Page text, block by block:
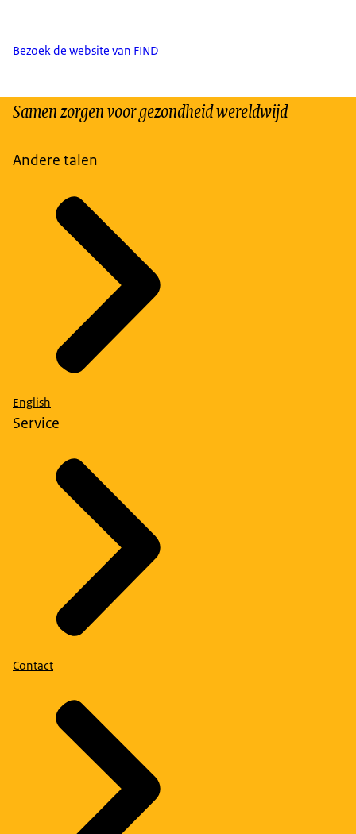
Bezoek de website van FIND
Samen zorgen voor gezondheid wereldwijd
Andere talen
English
Service
Contact